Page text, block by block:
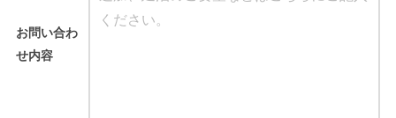
お問い合わ
せ内容